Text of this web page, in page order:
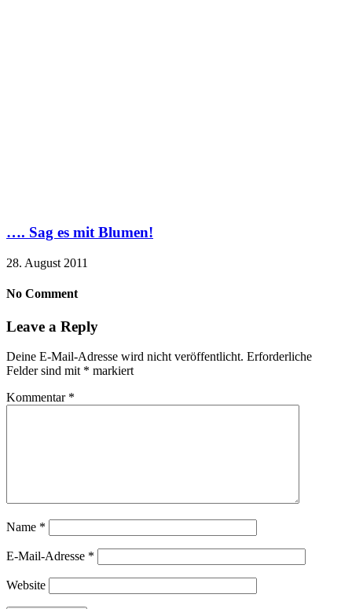
…. Sag es mit Blumen!
28. August 2011
No Comment
Leave a Reply
Deine E-Mail-Adresse wird nicht veröffentlicht. Erforderliche
Felder sind mit * markiert
Kommentar *
Name *
E-Mail-Adresse *
Website